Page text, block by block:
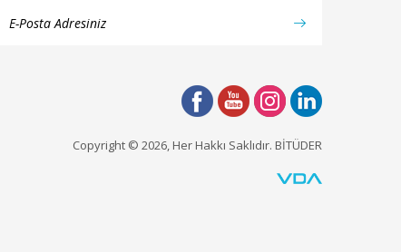
Copyright © 2026, Her Hakkı Saklıdır. BİTÜDER